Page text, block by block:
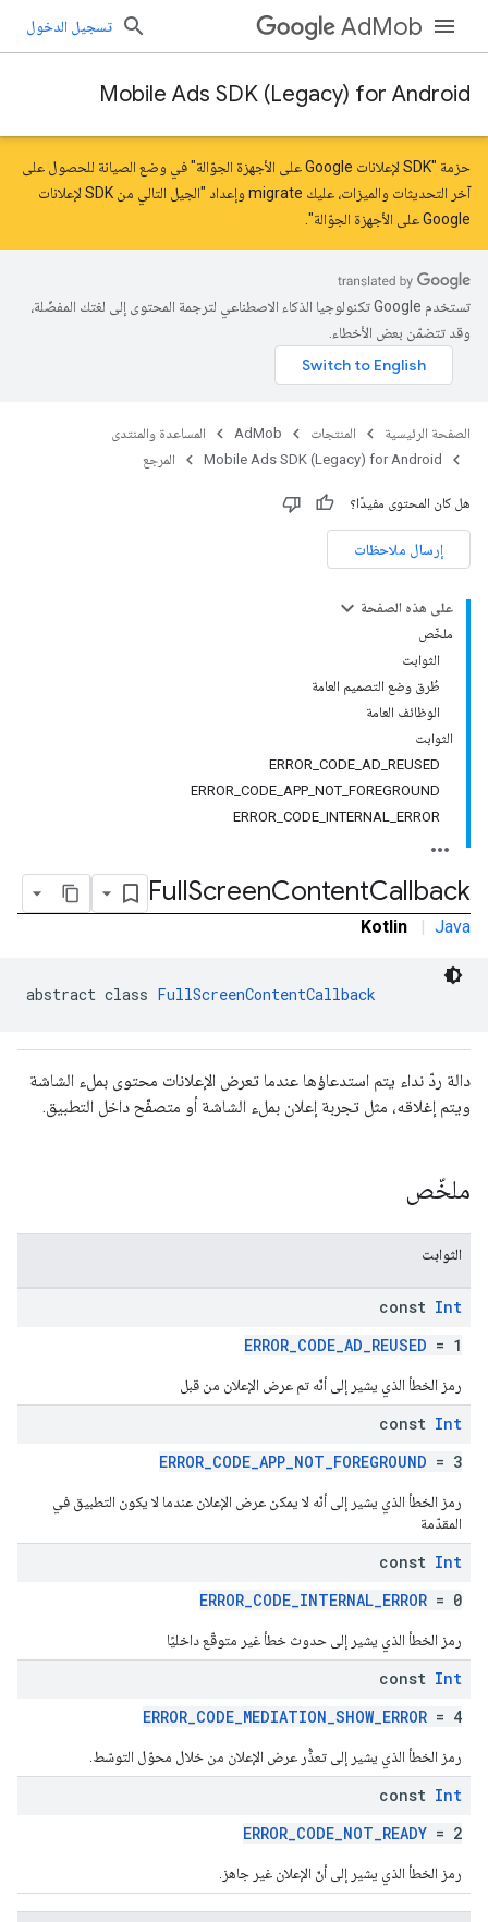
AdMob تسجيل الدخول
Mobile Ads SDK (Legacy) for Android
حزمة "SDK لإعلانات Google على الأجهزة الجوّالة" في وضع الصيانة للحصول على
آخر التحديثات والميزات، عليك migrate و
إعداد "الجيل التالي من SDK لإعلانات
Google على الأجهزة الجوّالة"
تستخدم Google تكنولوجيا الذكاء الاصطناعي لترجمة المحتوى إلى لغتك المفضّلة،
وقد تتضمّن بعض الأخطاء.
الصفحة الرئيسية المنتجات AdMob
المساعدة والمنتدى
Mobile Ads SDK (Legacy) for Android
المرجع
هل كان المحتوى مفيدًا؟
إرسال ملاحظات
على هذه الصفحة
ملخّص
الثوابت
طُرق وضع التصميم العامة
الوظائف العامة
الثوابت
ERROR CODE AD REUSED
ERROR CODE APP NOT FOREGROUND
ERROR CODE INTERNAL ERROR
FullScreenContentCallback
Kotlin | Java
abstract class FullScreenContentCallback
دالة ردّ نداء يتم استدعاؤها عندما تعرض الإعلانات محتوى بملء الشاشة
ويتم إغلاقه، مثل تجربة إعلان بملء الشاشة أو متصفّح داخل التطبيق.
ملخّص
الثوابت
const Int
ERROR_CODE_AD_REUSED = 1
رمز الخطأ الذي يشير إلى أنّه تم عرض الإعلان من قبل
const Int
ERROR_CODE_APP_NOT_FOREGROUND = 3
رمز الخطأ الذي يشير إلى أنّه لا يمكن عرض الإعلان عندما لا يكون التطبيق في
المقدّمة
const Int
ERROR_CODE_INTERNAL_ERROR = 0
رمز الخطأ الذي يشير إلى حدوث خطأ غير متوقّع داخليًا
const Int
ERROR_CODE_MEDIATION_SHOW_ERROR = 4
رمز الخطأ الذي يشير إلى تعذُّر عرض الإعلان من خلال محوّل التوسّط.
const Int
ERROR_CODE_NOT_READY = 2
رمز الخطأ الذي يشير إلى أنّ الإعلان غير جاهز.